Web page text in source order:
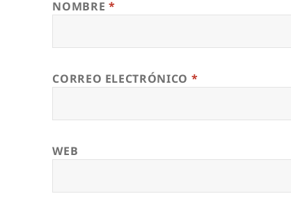
NOMBRE *
CORREO ELECTRÓNICO *
WEB